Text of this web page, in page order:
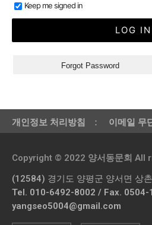
Keep me signed in
Forgot Password
개인정보 처리방침 ː 이메일 무
Copyright © 2022 양서동문회 All
(12584) 경기도 양평군 양서면 상
Tel. 010-6492-8002 / Fax. 0504-
yangseo5004@gmail.com